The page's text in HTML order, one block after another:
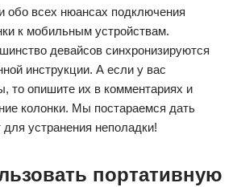
обо всех нюансах подключения
к мобильным устройствам.
девайсов синхронизируются
инструкции. А если у вас
то опишите их в комментариях и
колонки. Мы постараемся дать
устранения неполадки!
портативную